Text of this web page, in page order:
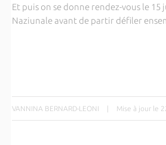
Et puis on se donne rendez-vous le 15
Naziunale avant de partir défiler
VANNINA BERNARD-LEONI | Mise à jour le